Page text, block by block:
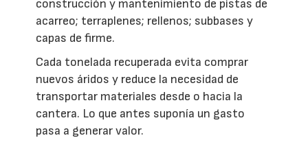
construcción y mantenimiento de pistas de
acarreo; terraplenes; rellenos; subbases y
capas de firme.
Cada tonelada recuperada evita comprar
nuevos áridos y reduce la necesidad de
transportar materiales desde o hacia la
cantera. Lo que antes suponía un gasto
pasa a generar valor.